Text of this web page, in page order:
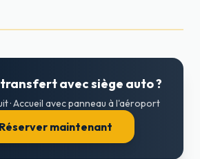
avec siège auto ?
· Accueil avec panneau à l'aéroport
Réserver maintenant